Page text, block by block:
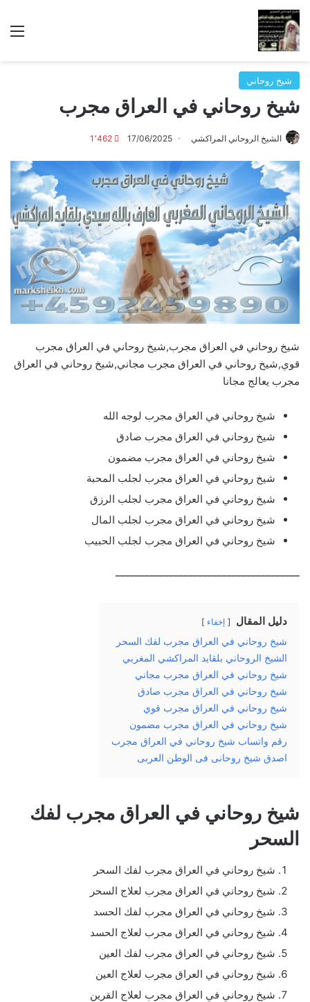
شيخ روحاني
شيخ روحاني في العراق مجرب
الشيخ الروحاني المراكشي 17/06/2025 1٬462
شيخ روحاني في العراق مجرب,شيخ روحاني في العراق مجرب
قوي,شيخ روحاني في العراق مجرب مجاني,شيخ روحاني في العراق
مجرب يعالج مجانا
شيخ روحاني في العراق مجرب لوجه الله
شيخ روحاني في العراق مجرب صادق
شيخ روحاني في العراق مجرب مضمون
شيخ روحاني في العراق مجرب لجلب المحبة
شيخ روحاني في العراق مجرب لجلب الرزق
شيخ روحاني في العراق مجرب لجلب المال
شيخ روحاني في العراق مجرب لجلب الحبيب
دليل المقال إخفاء
شيخ روحاني في العراق مجرب لفك السحر
الشيخ الروحاني بلقايد المراكشي المغربي
شيخ روحاني في العراق مجرب مجاني
شيخ روحاني في العراق مجرب صادق
شيخ روحاني في العراق مجرب قوي
شيخ روحاني في العراق مجرب مضمون
رقم واتساب شيخ روحاني في العراق مجرب
اصدق شيخ روحانى فى الوطن العربى
شيخ روحاني في العراق مجرب لفك
السحر
شيخ روحاني في العراق مجرب لفك السحر
شيخ روحاني في العراق مجرب لعلاج السحر
شيخ روحاني في العراق مجرب لفك الحسد
شيخ روحاني في العراق مجرب لعلاج الحسد
شيخ روحاني في العراق مجرب لفك العين
شيخ روحاني في العراق مجرب لعلاج العين
شيخ روحاني في العراق مجرب لعلاج القرين